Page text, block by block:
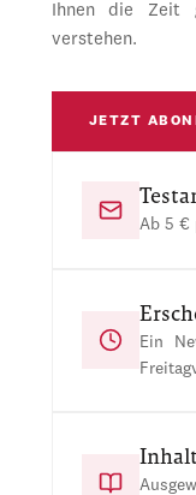
Ihnen die Zeit
verstehen.
JETZT
Ab 5 €
Ein
Inhalt